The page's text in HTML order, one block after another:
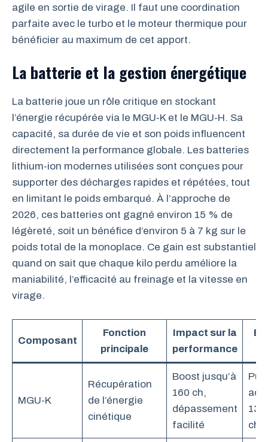
agile en sortie de virage. Il faut une coordination
parfaite avec le turbo et le moteur thermique pour
bénéficier au maximum de cet apport.
La batterie et la gestion énergétique
La batterie joue un rôle critique en stockant
l’énergie récupérée via le MGU-K et le MGU-H. Sa
capacité, sa durée de vie et son poids influencent
directement la performance globale. Les batteries
lithium-ion modernes utilisées sont conçues pour
supporter des décharges rapides et répétées, tout
en limitant le poids embarqué. À l’approche de
2026, ces batteries ont gagné environ 15 % de
légèreté, soit un bénéfice d’environ 5 à 7 kg sur le
poids total de la monoplace. Ce gain est substantiel
quand on sait que chaque kilo perdu améliore la
maniabilité, l’efficacité au freinage et la vitesse en
virage.
Composant
Fonction
principale
Impact sur la
performance
MGU-K
Récupération
de l’énergie
cinétique
Boost jusqu’à
160 ch,
dépassement
facilité
130
ch